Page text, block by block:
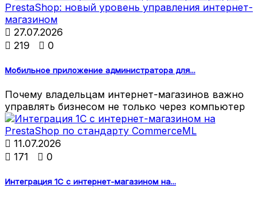
 27.07.2026
 219  0
Мобильное приложение администратора для...
Почему владельцам интернет-магазинов важно
управлять бизнесом не только через компьютер
 11.07.2026
 171  0
Интеграция 1С с интернет-магазином на...